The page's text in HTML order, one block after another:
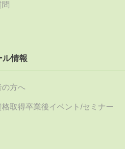
ル情報
の方へ
格取得卒業後イベント/セミナー